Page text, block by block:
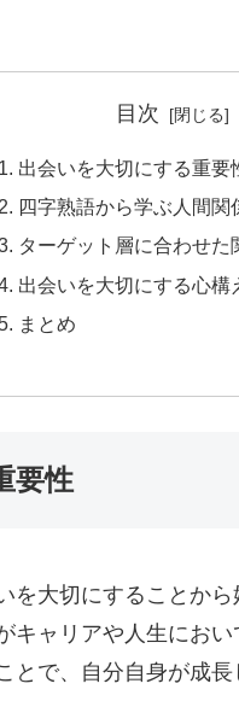
目次
出会いを大切にする重要
四字熟語から学ぶ人間関
ターゲット層に合わせた
出会いを大切にする心構
まとめ
要性
を大切にすることか
キャリアや人生にお
とで、自分自身が成長